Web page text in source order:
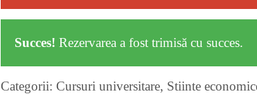
Succes! Rezervarea a fost trimisă cu succes.
Categorii: Cursuri universitare, Stiinte